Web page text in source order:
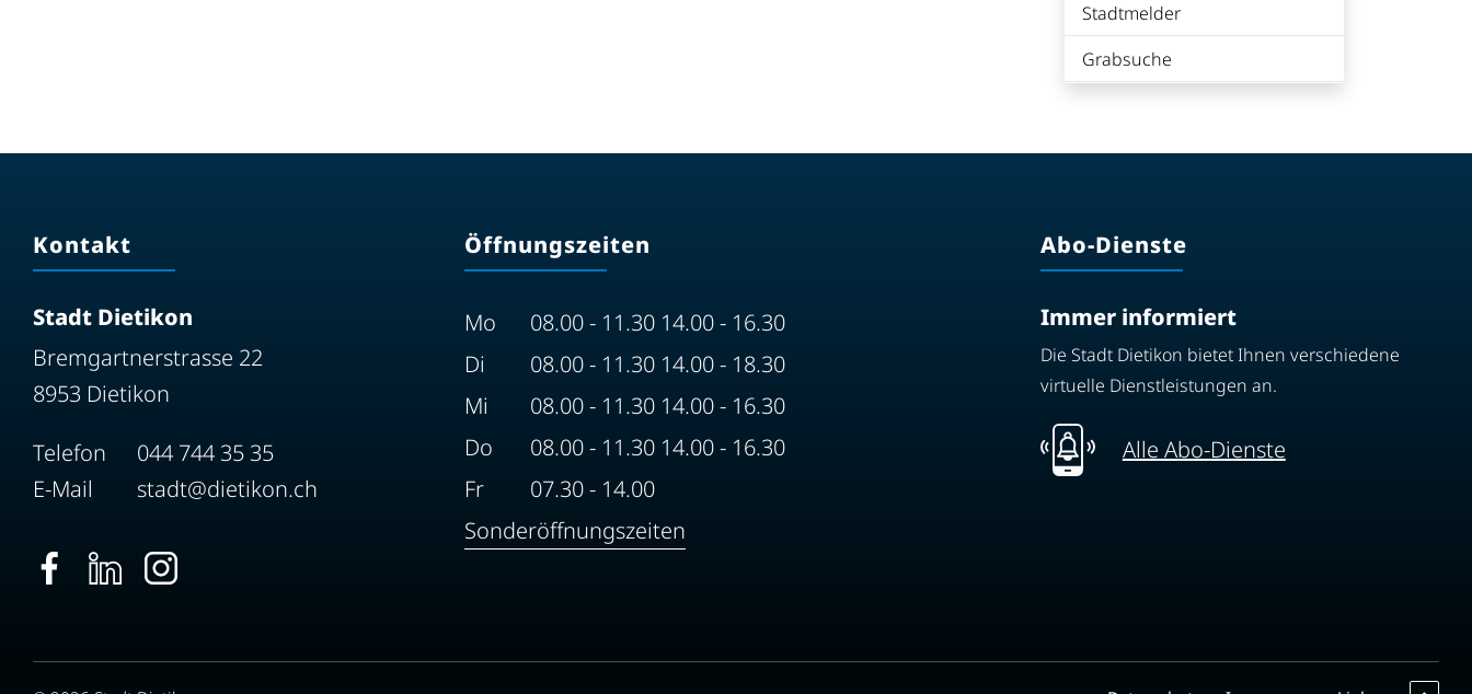
Stadtmelder
Grabsuche
Kontakt
Stadt Dietikon
Bremgartnerstrasse 22
8953 Dietikon
Telefon
044 744 35 35
E-Mail
stadt@dietikon.ch
Öffnungszeiten
Mo
08.00 - 11.30 14.00 - 16.30
Di
08.00 - 11.30 14.00 - 18.30
Mi
08.00 - 11.30 14.00 - 16.30
Do
08.00 - 11.30 14.00 - 16.30
Fr
07.30 - 14.00
Sonderöffnungszeiten
Abo-Dienste
Immer informiert
Die Stadt Dietikon bietet Ihnen verschiedene
virtuelle Dienstleistungen an.
Alle Abo-Dienste